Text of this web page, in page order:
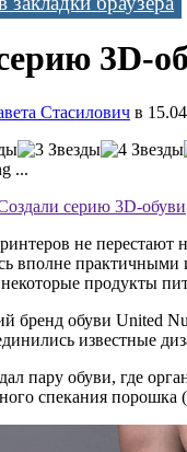
3D-
Стасилович в
...
серию 3D-обуви
не перестают
вполне
продукты
бренд обуви United
известные
пару обуви, где
спекания